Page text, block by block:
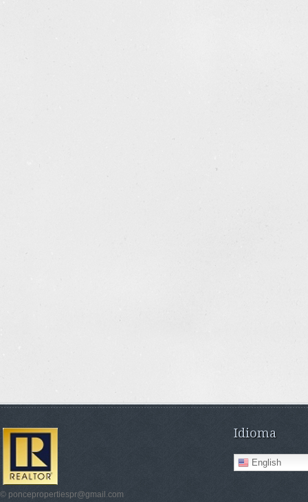
© poncepropertiespr@gmail.com
Idioma
English